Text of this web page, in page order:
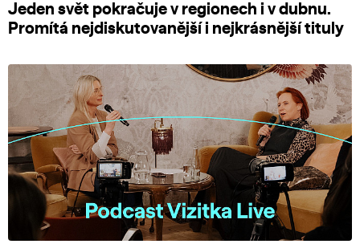
Jeden svět pokračuje v regionech i v dubnu.
Promítá nejdiskutovanější i nejkrásnější tituly